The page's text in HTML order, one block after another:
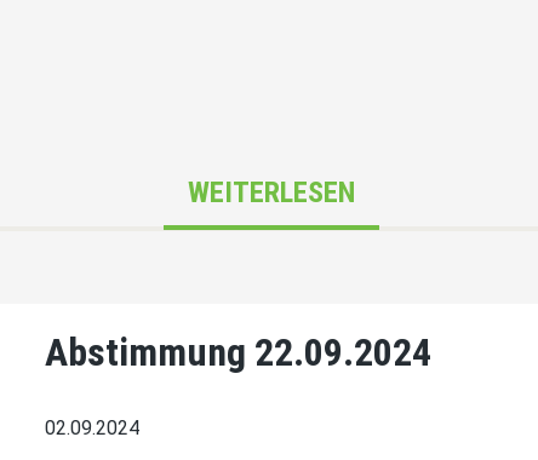
WEITERLESEN
Abstimmung 22.09.2024
02.09.2024